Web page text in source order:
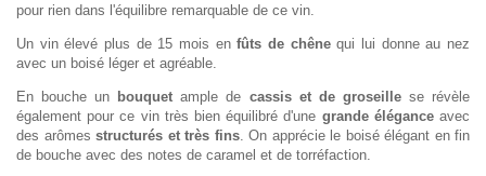
pour rien dans l'équilibre remarquable de ce vin.
Un vin élevé plus de 15 mois enfûts de chênequi lui donne au nez
avec un boisé léger et agréable.
En bouche un bouquet ample de cassis et de groseillese révèle
également pour ce vin très bien équilibré d'une grande éléganceavec
des arômes structurés et très fins. On apprécie le boisé élégant en fin
de bouche avec des notes de caramel et de torréfaction.